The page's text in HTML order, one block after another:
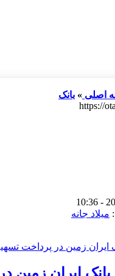
اصلی » بانک
https://
میلاد جانه
ایران ‌زمین در